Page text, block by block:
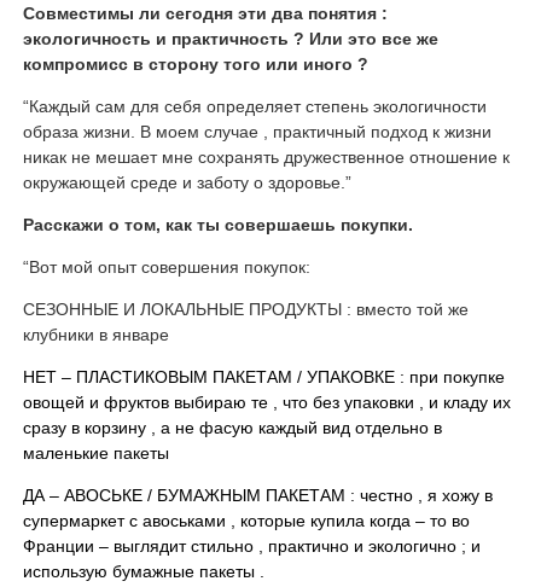
Совместимы ли сегодня эти два понятия :
экологичность и практичность ? Или это все же
компромисс в сторону того или иного ?
“Каждый сам для себя определяет степень экологичности
образа жизни. В моем случае , практичный подход к жизни
никак не мешает мне сохранять дружественное отношение к
окружающей среде и заботу о здоровье.”
Расскажи о том, как ты совершаешь покупки.
“Вот мой опыт совершения покупок:
СЕЗОННЫЕ И ЛОКАЛЬНЫЕ ПРОДУКТЫ : вместо той же
клубники в январе
НЕТ – ПЛАСТИКОВЫМ ПАКЕТАМ / УПАКОВКЕ : при покупке
овощей и фруктов выбираю те , что без упаковки , и кладу их
сразу в корзину , а не фасую каждый вид отдельно в
маленькие пакеты
ДА – АВОСЬКЕ / БУМАЖНЫМ ПАКЕТАМ : честно , я хожу в
супермаркет с авоськами , которые купила когда – то во
Франции – выглядит стильно , практично и экологично ; и
использую бумажные пакеты .